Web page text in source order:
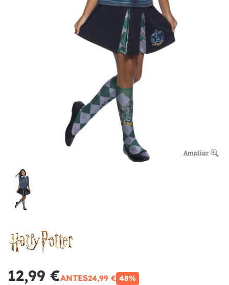
Ampliar
12,99 €ANTES24,99 € 48%